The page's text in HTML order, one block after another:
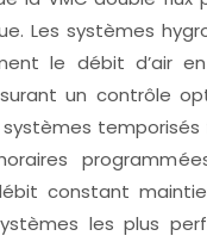
Les systèmes
le débit d’air
un contrôle
constant
les plus